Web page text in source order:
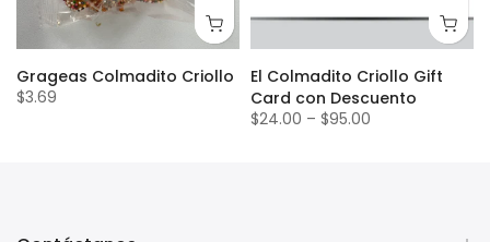
Grageas Colmadito Criollo
$3.69
El Colmadito Criollo Gift
Card con Descuento
$24.00 – $95.00